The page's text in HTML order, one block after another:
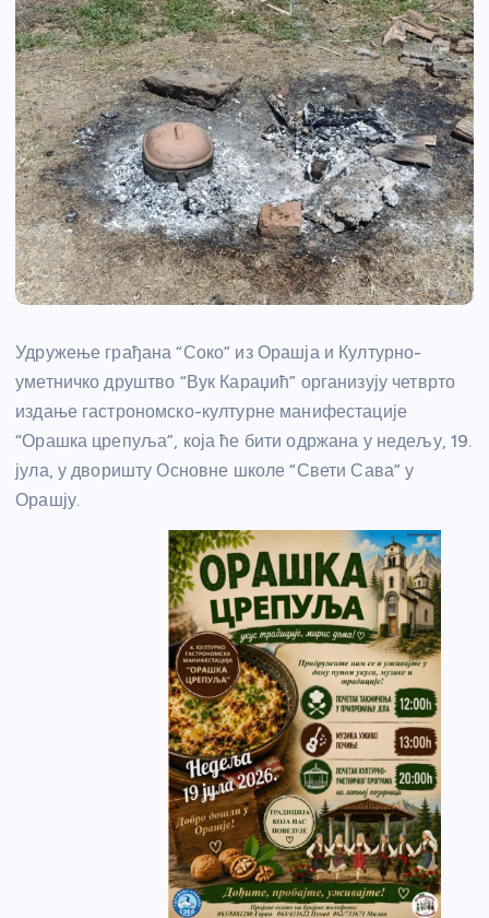
Удружење грађана “Соко” из Орашја и Културно-
уметничко друштво “Вук Караџић” организују четврто
издање гастрономско-културне манифестације
“Орашка црепуља”, која ће бити одржана у недељу, 19.
јула, у дворишту Основне школе “Свети Сава” у
Орашју.